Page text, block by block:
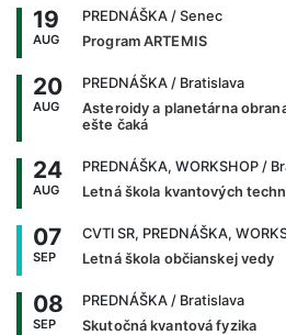
19
AUG
PREDNÁŠKA / Senec
Program ARTEMIS
20
AUG
PREDNÁŠKA / Bratislava
Asteroidy a planetárna
ešte čaká
24
AUG
PREDNÁŠKA, WORKSHOP /
Letná škola kvantových
07
SEP
CVTI SR, PREDNÁŠKA,
Letná škola občianskej vedy
08
SEP
PREDNÁŠKA / Bratislava
Skutočná kvantová fyzika